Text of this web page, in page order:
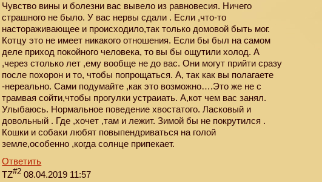
Чувство вины и болезни вас вывело из равновесия. Ничего
страшного не было. У вас нервы сдали . Если ,что-то
настораживающее и происходило,так только домовой быть мог.
Котцу это не имеет никакого отношения. Если бы был на самом
деле приход покойного человека, то вы бы ощутили холод. А
,через столько лет ,ему вообще не до вас. Они могут прийти сразу
после похорон и то, чтобы попрощаться. А, так как вы полагаете
-нереально. Сами подумайте ,как это возможно….Это же не с
трамвая сойти,чтобы прогулки устраиать. А,кот чем вас занял.
Улыбаюсь. Нормальное поведение хвостатого. Ласковый и
довольный . Где ,хочет ,там и лежит. Зимой бы не покрутился .
Кошки и собаки любят повыпендриваться на голой
земле,особенно ,когда солнце припекает.
Ответить
TZ#2 08.04.2019 11:57